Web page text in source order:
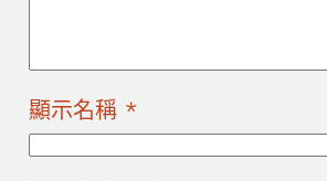
顯示名稱 *